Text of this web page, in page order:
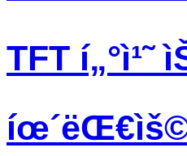
TFT í„°ì¹˜
íœ´ëŒ€ìš©